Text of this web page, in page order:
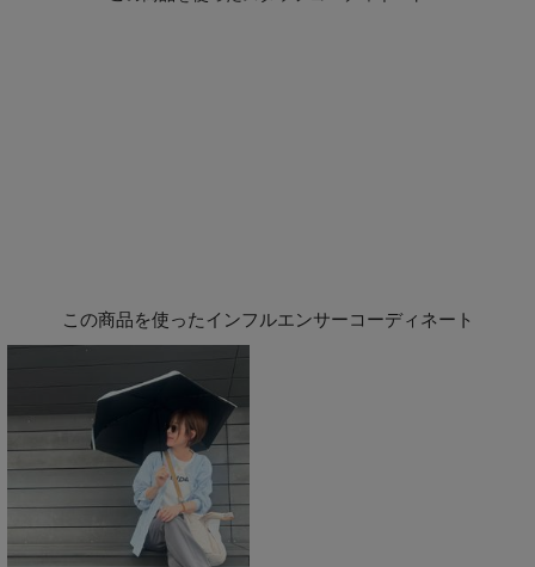
この商品を使ったインフルエンサーコーディネート